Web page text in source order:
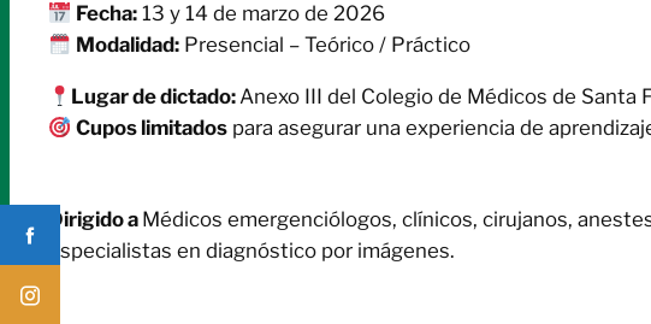
Fecha: 13 y 14 de marzo de 2026
Modalidad: Presencial – Teórico / Práctico
Lugar de dictado:Anexo III del Colegio de Médicos de Santa
Cupos limitados para asegurar una experiencia de
Dirigido a Médicos emergenciólogos, clínicos, cirujanos,
especialistas en diagnóstico por imágenes.